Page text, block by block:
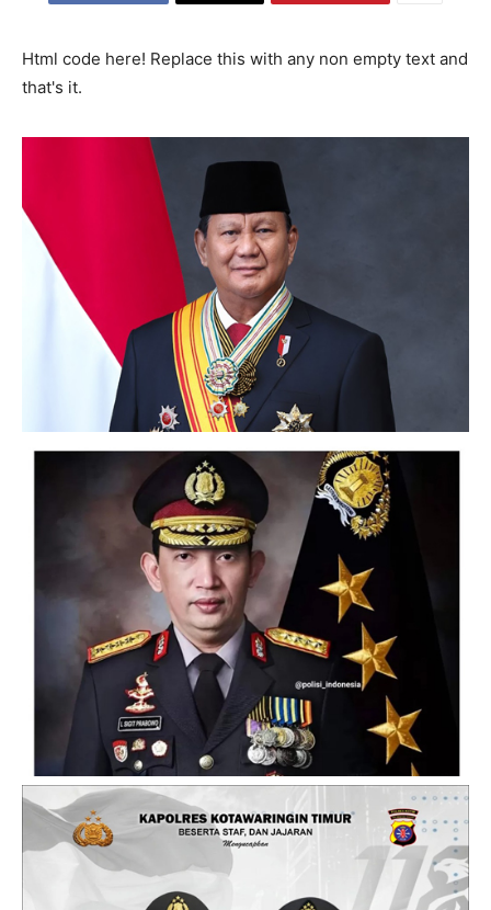
Html code here! Replace this with any non empty text and
that's it.